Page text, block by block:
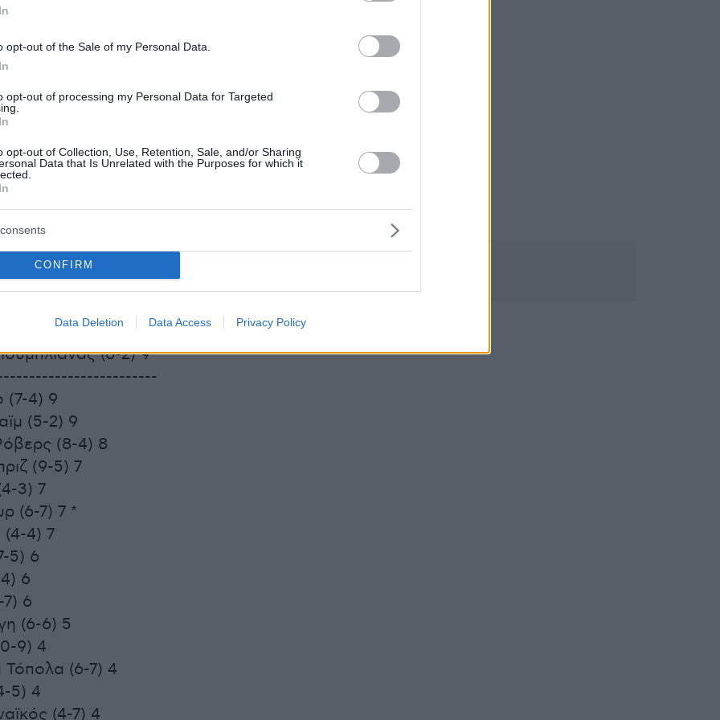
opt-out of the Sale of my Personal Data.
opt-out of processing my Personal Data for Targeted
opt-out of Collection, Use, Retention, Sale, and/or Sharing
Data that Is Unrelated with the Purposes for which it
CONFIRM
Data Deletion Data Access Privacy Policy
15 *
(11-0) 12
(10-4) 10
(7-2) 10
(8-4) 10
(8-6) 10 *
(10-6) 9
(6-2) 9
(7-4) 9
(5-2) 9
(8-4) 8
(9-5) 7
3) 7
(6-7) 7 *
(4-4) 7
5) 6
6
6
(6-6) 5
9) 4
Τόπολα (6-7) 4
5) 4
(4-7) 4